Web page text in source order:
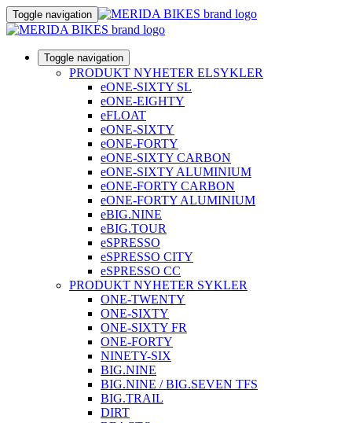
Toggle navigation
Toggle navigation
PRODUKT NYHETER ELSYKLER
eONE-SIXTY SL
eONE-EIGHTY
eFLOAT
eONE-SIXTY
eONE-FORTY
eONE-SIXTY CARBON
eONE-SIXTY ALUMINIUM
eONE-FORTY CARBON
eONE-FORTY ALUMINIUM
eBIG.NINE
eBIG.TOUR
eSPRESSO
eSPRESSO CITY
eSPRESSO CC
PRODUKT NYHETER SYKLER
ONE-TWENTY
ONE-SIXTY
ONE-SIXTY FR
ONE-FORTY
NINETY-SIX
BIG.NINE
BIG.NINE / BIG.SEVEN TFS
BIG.TRAIL
DIRT